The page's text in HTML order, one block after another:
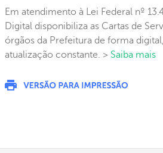
Em atendimento à Lei Federal nº
Digital disponibiliza as Cartas de
órgãos da Prefeitura de forma
atualização constante. > Saiba mais